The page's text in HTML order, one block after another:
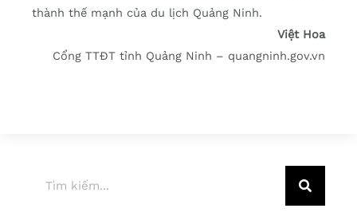
thành thế mạnh của du lịch Quảng Ninh.
Việt Hoa
Cổng TTĐT tỉnh Quảng Ninh – quangninh.gov.vn